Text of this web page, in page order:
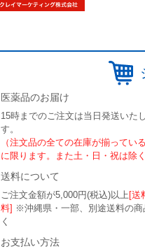
医薬品のお届け
15時までのご注文は当日発送いた
す。
（注文品の全ての在庫が揃ってい
に限ります。また土・日・祝は除く
送料について
ご注文金額が5,000円(税込)以上 [送
料] ※沖縄県・一部、別途送料の商
く
お支払い方法